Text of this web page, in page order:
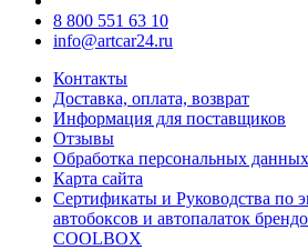
8 800 551 63 10
info@artcar24.ru
Контакты
Доставка, оплата, возврат
Информация для поставщиков
Отзывы
Обработка персональных данных
Карта сайта
Сертификаты и Руководства по
автобоксов и автопалаток
COOLBOX